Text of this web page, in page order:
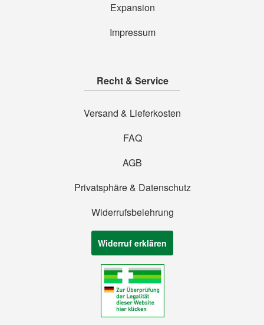
Expansion
Impressum
Recht & Service
Versand & Lieferkosten
FAQ
AGB
Privatsphäre & Datenschutz
Widerrufsbelehrung
Widerruf erklären